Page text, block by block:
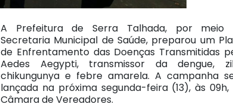
A Prefeitura de Serra Talhada, por meio
Secretaria Municipal de Saúde, preparou um
de Enfrentamento das Doenças Transmitidas
Aedes Aegypti, transmissor da dengue,
chikungunya e febre amarela. A campanha
lançada na próxima segunda-feira (13), às 09h,
Câmara de Vereadores.